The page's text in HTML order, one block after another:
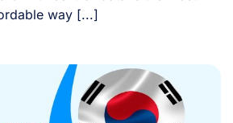
way [...]